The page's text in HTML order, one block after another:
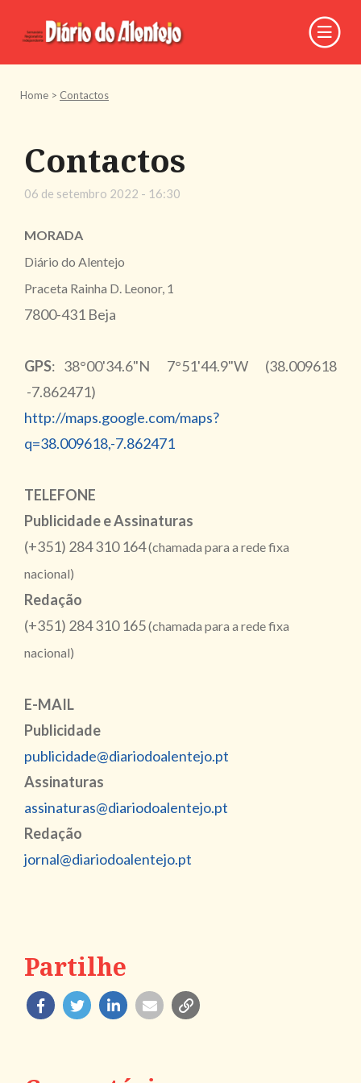
Home > Contactos
Contactos
06 de setembro 2022 - 16:30
MORADA
Diário do Alentejo
Praceta Rainha D. Leonor, 1
7800-431 Beja
GPS: 38°00'34.6"N 7°51'44.9"W (38.009618
-7.862471)
http://maps.google.com/maps?
q=38.009618,-7.862471
TELEFONE
Publicidade e Assinaturas
(+351) 284 310 164(chamada para a rede fixa
nacional)
Redação
(+351) 284 310 165(chamada para a rede fixa
nacional)
E-MAIL
Publicidade
publicidade@diariodoalentejo.pt
Assinaturas
assinaturas@diariodoalentejo.pt
Redação
jornal@diariodoalentejo.pt
Partilhe